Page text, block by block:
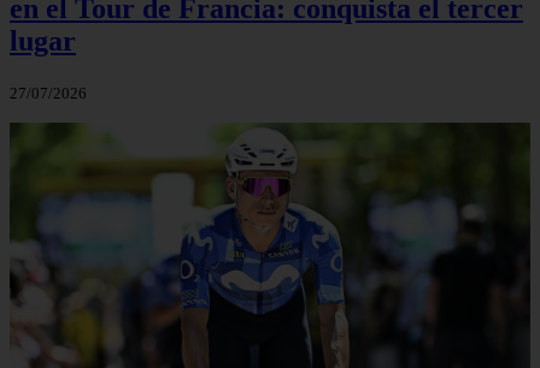
en el Tour de Francia: conquista el tercer
lugar
27/07/2026